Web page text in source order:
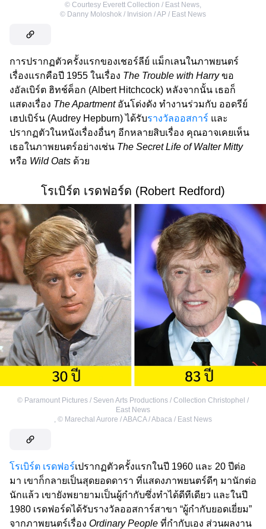
© Courtesy Everett Collection / East News,
© Danny Moloshok / Invision / AP / East News
การปรากฏตัวครั้งแรกของเชอร์ลีย์ แม็กเลนในภาพยนตร์
เรื่องแรกคือปี 1955 ในเรื่อง The Trouble with Harryขอ
งอัลเบิร์ต ฮิทช์ค็อก (Albert Hitchcock) หลังจากนั้น เธอก็
แสดงเรื่อง The Apartmentอันโด่งดัง ทำงานร่วมกับ ออดรีย์
เฮปเบิร์น (Audrey Hepburn) ได้รับรางวัลออสการ์ และ
ปรากฏตัวในหนังเรื่องอื่นๆ อีกหลายสิบเรื่อง คุณอาจเคยเห็น
เธอในภาพยนตร์อย่างเช่น The Secret Life of Walter Mitty
หรือ Wild Oats ด้วย
โรเบิร์ต เรดฟอร์ด (Robert Redford)
© Paramount Pictures / Seven Arts Productions / Collection Christophel /
East News
, © Marechal Aurore / ABACA / Abaca / East News
โรเบิร์ต เรดฟอร์เปรากฏตัวครั้งแรกในปี 1960 และ 20 ปีต่อ
มา เขาก็กลายเป็นสุดยอดดารา ที่แสดงภาพยนตร์ดีๆ มานักต่อ
นักแล้ว เขายังพยายามเป็นผู้กำกับซึ่งทำได้ดีทีเดียว และในปี
1980 เรดฟอร์ดได้รับรางวัลออสการ์สาขา “ผู้กำกับยอดเยี่ยม”
จากภาพยนตร์เรื่อง Ordinary People ที่กำกับเอง ส่วนผลงาน